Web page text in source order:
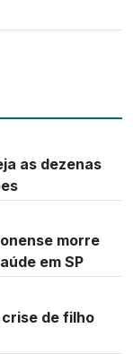
as dezenas
morre
em SP
de filho